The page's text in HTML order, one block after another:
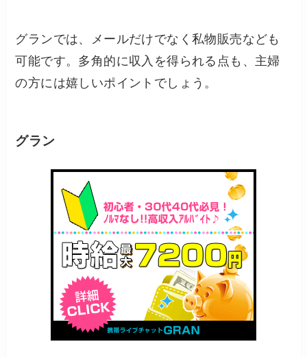
グランでは、メールだけでなく私物販売なども
可能です。多角的に収入を得られる点も、主婦
の方には嬉しいポイントでしょう。
グラン